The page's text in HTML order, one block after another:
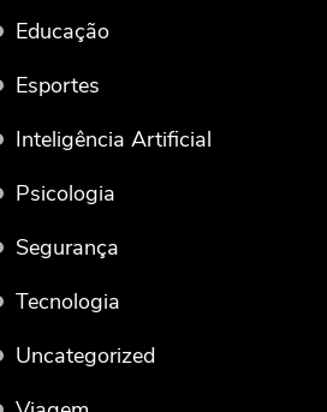
Educação
Esportes
Inteligência Artificial
Psicologia
Segurança
Tecnologia
Uncategorized